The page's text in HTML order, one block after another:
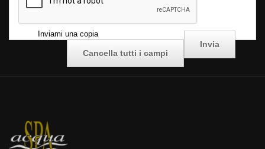
Inviami una copia